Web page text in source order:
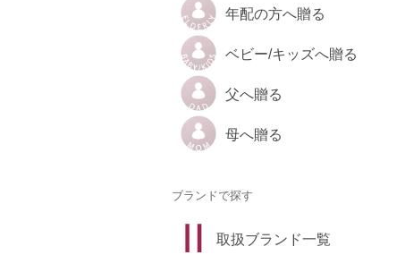
年配の方へ贈る
ベビー/キッズへ贈る
父へ贈る
母へ贈る
ブランドで探す
取扱ブランド一覧